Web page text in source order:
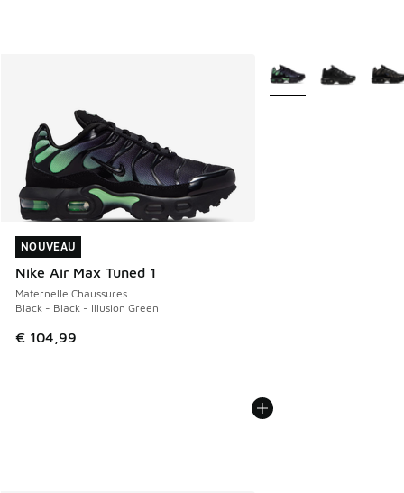
NOUVEAU
Nike Air Max Tuned 1
Maternelle Chaussures
Black - Black - Illusion Green
€ 104,99
NOUVEAU
Plus de couleurs